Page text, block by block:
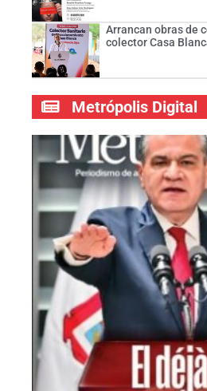
Arrancan obras de
colector Casa
Metrópolis Digital